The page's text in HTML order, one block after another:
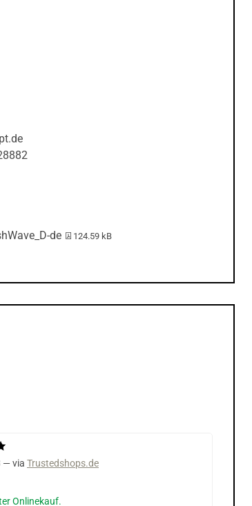
de PDF-Datei:
124.59 kB
— via Trustedshops.de
Onlinekauf.